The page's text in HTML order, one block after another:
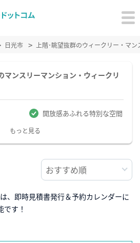
日光市 上階･眺望抜群のウィークリー・マ
マンスリーマンション・ウィークリ
開放感あふれる特別な空間
もっと見る
、即時見積書発行＆予約カレンダーに
す！